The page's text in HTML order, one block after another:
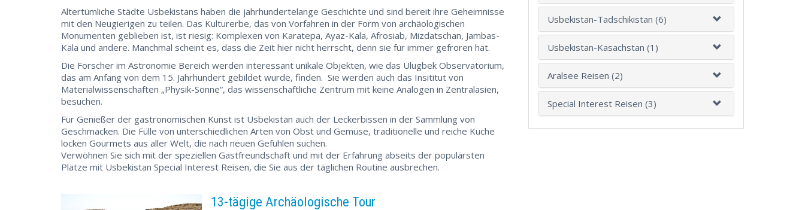
Altertümliche Städte Usbekistans haben die jahrhundertelange Geschichte und sind bereit ihre Geheimnisse
mit den Neugierigen zu teilen. Das Kulturerbe, das von Vorfahren in der Form von archäologischen
Monumenten geblieben ist, ist riesig: Komplexen von Karatepa, Ayaz-Kala, Afrosiab, Mizdatschan, Jambas-
Kala und andere. Manchmal scheint es, dass die Zeit hier nicht herrscht, denn sie für immer gefroren hat.
Die Forscher im Astronomie Bereich werden interessant unikale Objekten, wie das Ulugbek Observatorium,
das am Anfang von dem 15. Jahrhundert gebildet wurde, finden. Sie werden auch das Insititut von
Materialwissenschaften „Physik-Sonne“, das wissenschaftliche Zentrum mit keine Analogen in Zentralasien,
besuchen.
Für Genießer der gastronomischen Kunst ist Usbekistan auch der Leckerbissen in der Sammlung von
Geschmäcken. Die Fülle von unterschiedlichen Arten von Obst und Gemüse, traditionelle und reiche Küche
locken Gourmets aus aller Welt, die nach neuen Gefühlen suchen.
Verwöhnen Sie sich mit der speziellen Gastfreundschaft und mit der Erfahrung abseits der populärsten
Plätze mit Usbekistan Special Interest Reisen, die Sie aus der täglichen Routine ausbrechen.
13-tägige Archäologische Tour
Usbekistan-Tadschikistan (6)
Usbekistan-Kasachstan (1)
Aralsee Reisen (2)
Special Interest Reisen (3)